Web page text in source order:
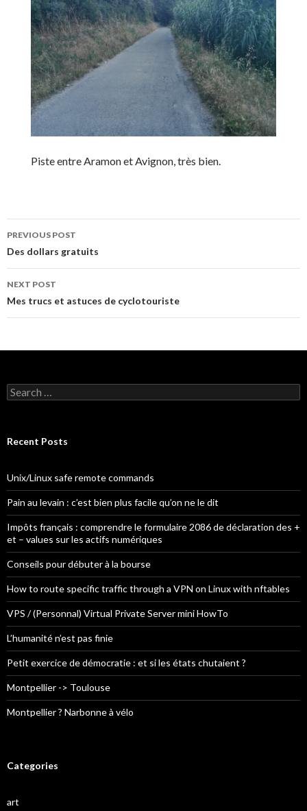
Piste entre Aramon et Avignon, très bien.
Post
navigation
PREVIOUS POST
Des dollars gratuits
NEXT POST
Mes trucs et astuces de cyclotouriste
S
e
c
o
r
:
Recent Posts
Unix/Linux safe remote commands
Pain au levain : c’est bien plus facile qu’on ne le dit
Impôts français : comprendre le formulaire 2086 de déclaration des +
et – values sur les actifs numériques
Conseils pour débuter à la bourse
How to route specific traffic through a VPN on Linux with nftables
VPS / (Personnal) Virtual Private Server mini HowTo
L’humanité n’est pas finie
Petit exercice de démocratie : et si les états chutaient ?
Montpellier -> Toulouse
Montpellier ? Narbonne à vélo
Categories
art